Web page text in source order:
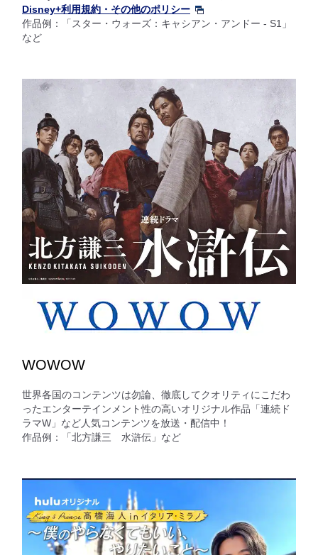
Disney+利用規約・その他のポリシー
作品例：「スター・ウォーズ：キャシアン・アンドー - S1」
など
WOWOW
世界各国のコンテンツは勿論、徹底してクオリティにこだわ
ったエンターテインメント性の高いオリジナル作品「連続ド
ラマW」など人気コンテンツを放送・配信中！
作品例：「北方謙三 水滸伝」など